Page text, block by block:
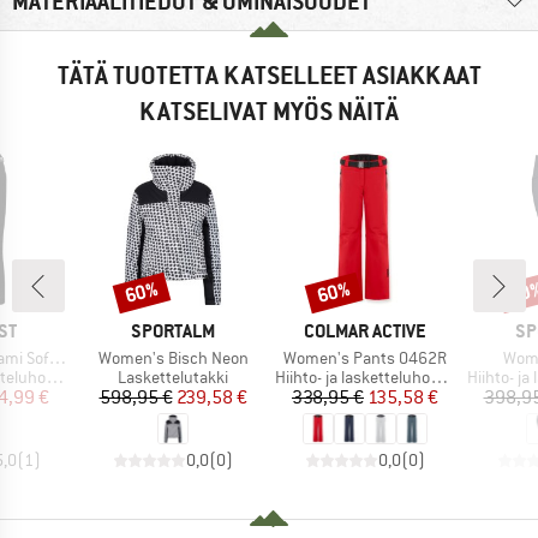
TÄTÄ TUOTETTA KATSELLEET ASIAKKAAT
KATSELIVAT MYÖS NÄITÄ
Snowpants
hinta
€
( 1)
MERKKI
SPORTALM
Tuote
Women's Bisch Neon
Tuoteryhmä
Laskettelutakki
Hinta
598,95 €Alennettu hinta
239,58 €
0,0(0)
Alennus
60%
MERKKI
COLMAR ACTIVE
Tuote
Women's Pants 0462R
Tuoteryhmä
Hiihto- ja lasketteluhousut
Hinta
338,95 €Alennettu hinta
135,58 €
0,0(0)
Alennus
60%
Tuote
Hiihto- ja